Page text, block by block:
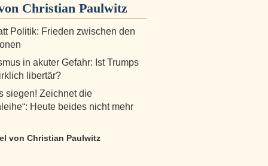
Christian Paulwitz
Politik: Frieden zwischen den
in akuter Gefahr: Ist Trumps
libertär?
siegen! Zeichnet die
Heute beides nicht mehr
von Christian Paulwitz